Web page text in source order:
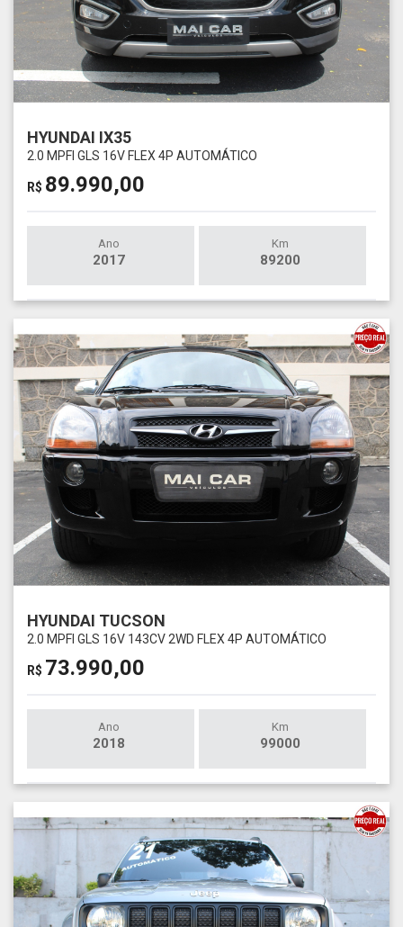
HYUNDAI IX35
2.0 MPFI GLS 16V FLEX 4P AUTOMÁTICO
R$ 89.990,00
Ano
2017
Km
89200
HYUNDAI TUCSON
2.0 MPFI GLS 16V 143CV 2WD FLEX 4P AUTOMÁTICO
R$ 73.990,00
Ano
2018
Km
99000